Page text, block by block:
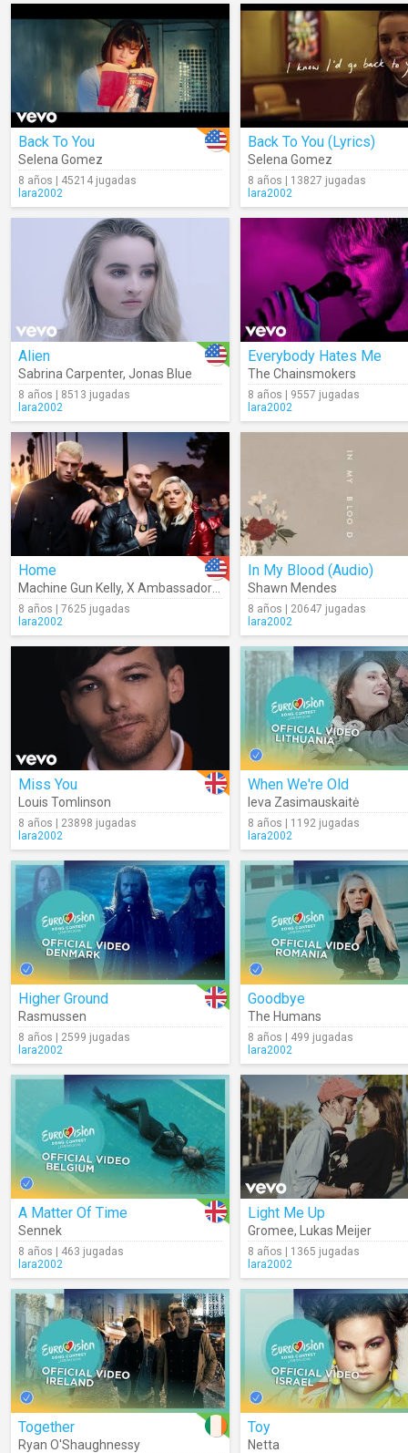
Back To You
Selena Gomez
8 años | 45214 jugadas
lara2002
Back To You (Lyrics)
Selena Gomez
8 años | 13827 jugadas
lara2002
Alien
Sabrina Carpenter, Jonas Blue
8 años | 8513 jugadas
lara2002
Everybody Hates Me
The Chainsmokers
8 años | 9557 jugadas
lara2002
Home
Machine Gun Kelly, X Ambassadors Bebe Rexha
8 años | 7625 jugadas
lara2002
In My Blood (Audio)
Shawn Mendes
8 años | 20647 jugadas
lara2002
Miss You
Louis Tomlinson
8 años | 23898 jugadas
lara2002
When We're Old
Ieva Zasimauskaitė
8 años | 1192 jugadas
lara2002
Higher Ground
Rasmussen
8 años | 2599 jugadas
lara2002
Goodbye
The Humans
8 años | 499 jugadas
lara2002
A Matter Of Time
Sennek
8 años | 463 jugadas
lara2002
Light Me Up
Gromee, Lukas Meijer
8 años | 1365 jugadas
lara2002
Together
Ryan O'Shaughnessy
Toy
Netta